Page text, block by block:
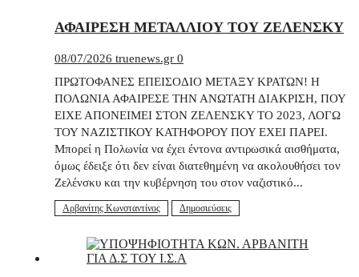
ΑΦΑΙΡΕΣΗ ΜΕΤΑΛΛΙΟΥ ΤΟΥ ΖΕΛΕΝΣΚΥ
08/07/2026 truenews.gr 0
ΠΡΩΤΟΦΑΝΕΣ ΕΠΕΙΣΟΔΙΟ ΜΕΤΑΞΥ ΚΡΑΤΩΝ! Η
ΠΟΛΩΝΙΑ ΑΦΑΙΡΕΣΕ ΤΗΝ ΑΝΩΤΑΤΗ ΔΙΑΚΡΙΣΗ, ΠΟΥ
ΕΙΧΕ ΑΠΟΝΕΙΜΕΙ ΣΤΟΝ ΖΕΛΕΝΣΚΥ ΤΟ 2023, ΛΟΓΩ
ΤΟΥ ΝΑΖΙΣΤΙΚΟΥ ΚΑΤΗΦΟΡΟΥ ΠΟΥ ΕΧΕΙ ΠΑΡΕΙ.
Μπορεί η Πολωνία να έχει έντονα αντιρωσικά αισθήματα,
όμως έδειξε ότι δεν είναι διατεθημένη να ακολουθήσει τον
Ζελένσκυ και την κυβέρνηση του στον ναζιστικό...
Αρβανίτης Κωνσταντίνος Δημοσιεύσεις